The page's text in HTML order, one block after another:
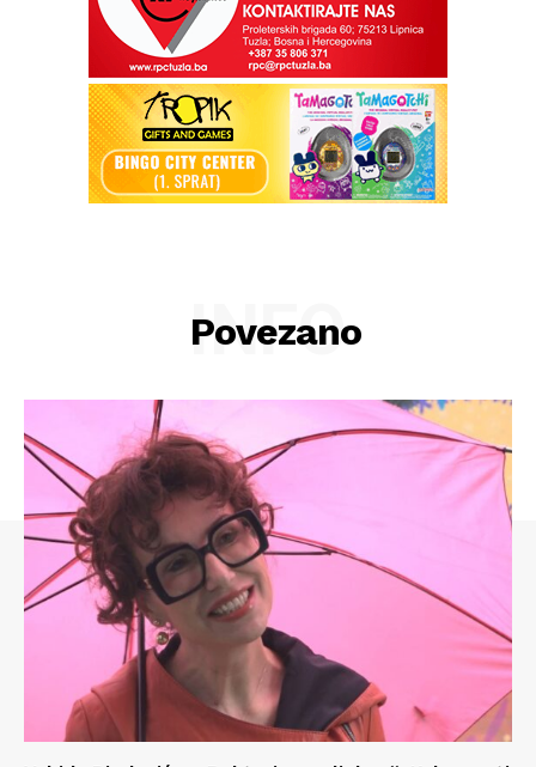
O nama
Kontakt
Impressum
Povezano
INFO